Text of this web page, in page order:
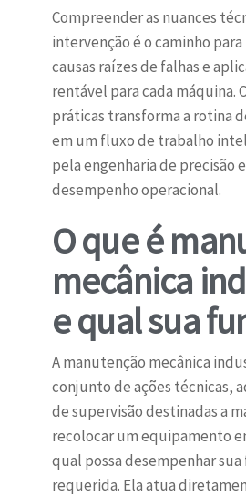
Compreender as nuances
intervenção é o caminho
causas raízes de falhas e
rentável para cada máquina.
práticas transforma a rotina
em um fluxo de trabalho
pela engenharia de precisão
desempenho operacional.
O que é
mecânica
e qual sua
A manutenção mecânica
conjunto de ações técnicas,
de supervisão destinadas a
recolocar um equipamento
qual possa desempenhar sua
requerida. Ela atua